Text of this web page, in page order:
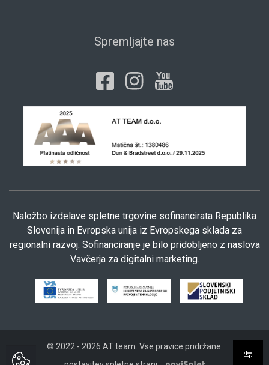
Spremljajte nas
Naložbo izdelave spletne trgovine sofinancirata Republika
Slovenija in Evropska unija iz Evropskega sklada za
regionalni razvoj. Sofinanciranje je bilo pridobljeno z naslova
Vavčerja za digitalni marketing.
© 2022 - 2026 AT team. Vse pravice pridržane.